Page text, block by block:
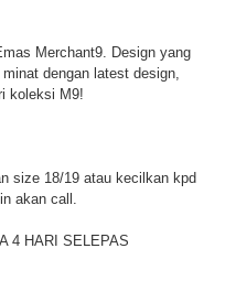
Merchant9. Design yang
dengan latest design,
koleksi M9!
size 18/19 atau kecilkan kpd
akan call.
4 HARI SELEPAS